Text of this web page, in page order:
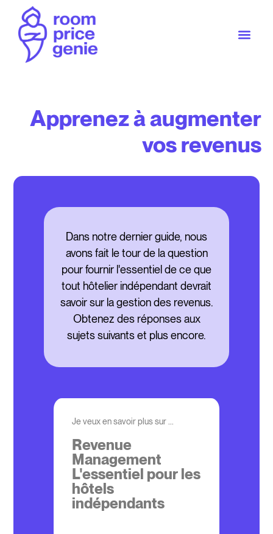
Apprenez à augmenter
vos revenus
Dans notre dernier guide, nous
avons fait le tour de la question
pour fournir l'essentiel de ce que
tout hôtelier indépendant devrait
savoir sur la gestion des revenus.
Obtenez des réponses aux
sujets suivants et plus encore.
Je veux en savoir plus sur ...
Revenue
Management
L'essentiel pour les
hôtels
indépendants